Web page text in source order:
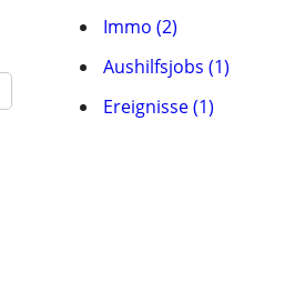
Immo (2)
Aushilfsjobs (1)
Ereignisse (1)